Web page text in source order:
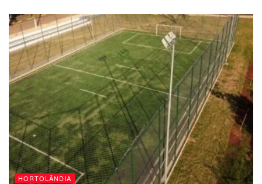
HORTOLÂNDIA